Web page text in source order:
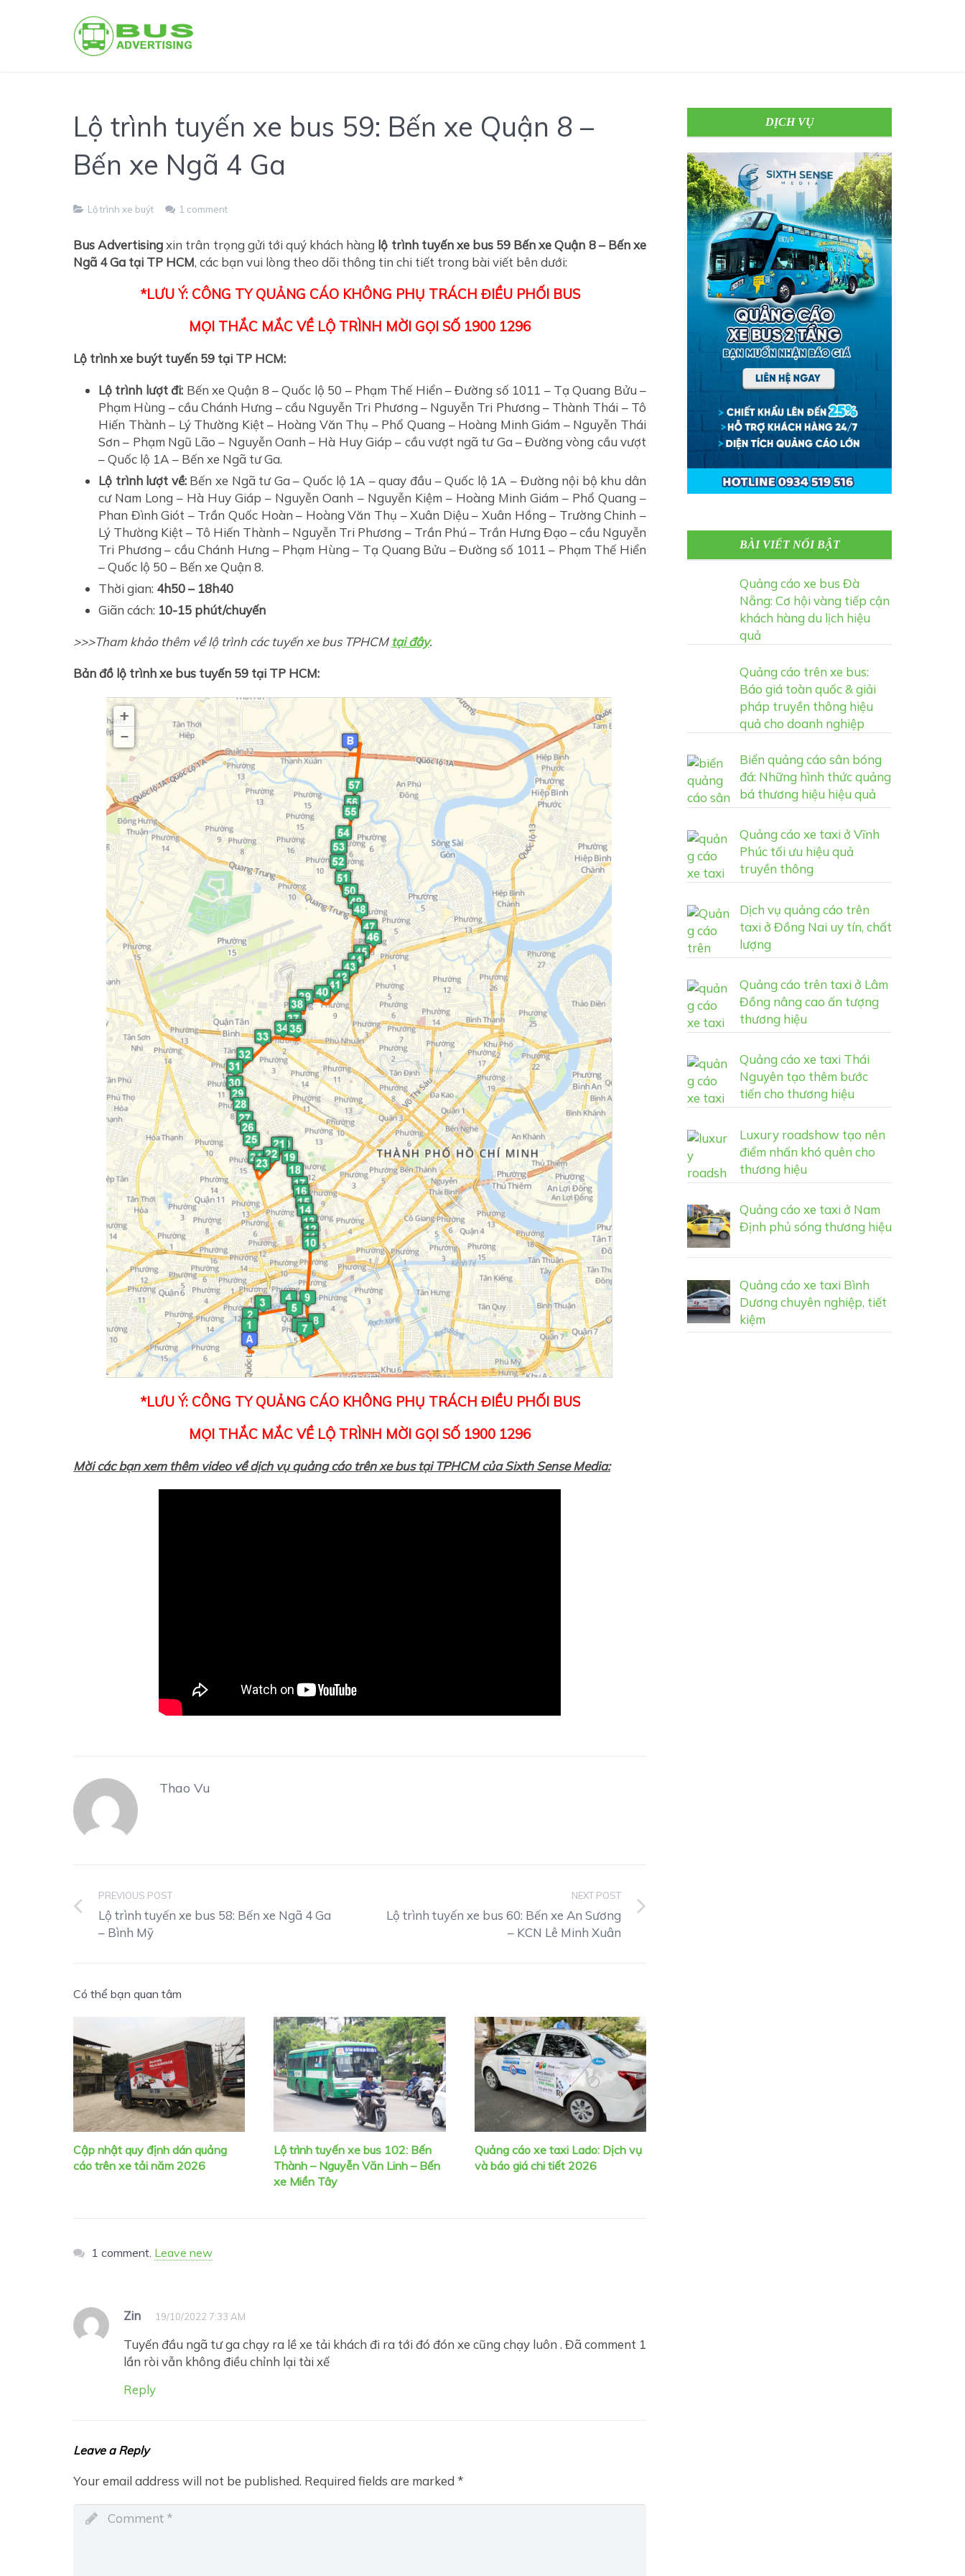
Lộ trình tuyến xe bus 59: Bến xe Quận 8 –
Bến xe Ngã 4 Ga
Lộ trình xe buýt 1 comment
Bus Advertisingxin trân trọng gửi tới quý khách hàng lộ trình tuyến xe bus 59 Bến xe Quận 8 – Bến xe
Ngã 4 Ga tại TP HCM, các bạn vui lòng theo dõi thông tin chi tiết trong bài viết bên dưới:
*LƯU Ý: CÔNG TY QUẢNG CÁO KHÔNG PHỤ TRÁCH ĐIỀU PHỐI BUS
MỌI THẮC MẮC VỀ LỘ TRÌNH MỜI GỌI SỐ 1900 1296
Lộ trình xe buýt tuyến 59 tại TP HCM:
Lộ trình lượt đi: Bến xe Quận 8 – Quốc lộ 50 – Phạm Thế Hiển – Đường số 1011 – Tạ Quang Bửu –
Phạm Hùng – cầu Chánh Hưng – cầu Nguyễn Tri Phương – Nguyễn Tri Phương – Thành Thái – Tô
Hiến Thành – Lý Thường Kiệt – Hoàng Văn Thụ – Phổ Quang – Hoàng Minh Giám – Nguyễn Thái
Sơn – Phạm Ngũ Lão – Nguyễn Oanh – Hà Huy Giáp – cầu vượt ngã tư Ga – Đường vòng cầu vượt
– Quốc lộ 1A – Bến xe Ngã tư Ga.
Lộ trình lượt về: Bến xe Ngã tư Ga – Quốc lộ 1A – quay đầu – Quốc lộ 1A – Đường nội bộ khu dân
cư Nam Long – Hà Huy Giáp – Nguyễn Oanh – Nguyễn Kiệm – Hoàng Minh Giám – Phổ Quang –
Phan Đình Giót – Trần Quốc Hoàn – Hoàng Văn Thụ – Xuân Diệu – Xuân Hồng – Trường Chinh –
Lý Thường Kiệt – Tô Hiến Thành – Nguyễn Tri Phương – Trần Phú – Trần Hưng Đạo – cầu Nguyễn
Tri Phương – cầu Chánh Hưng – Phạm Hùng – Tạ Quang Bửu – Đường số 1011 – Phạm Thế Hiển
– Quốc lộ 50 – Bến xe Quận 8.
Thời gian: 4h50 – 18h40
Giãn cách: 10-15 phút/chuyến
>>>Tham khảo thêm về lộ trình các tuyến xe bus TPHCM tại đây.
Bản đồ lộ trình xe bus tuyến 59 tại TP HCM:
*LƯU Ý: CÔNG TY QUẢNG CÁO KHÔNG PHỤ TRÁCH ĐIỀU PHỐI BUS
MỌI THẮC MẮC VỀ LỘ TRÌNH MỜI GỌI SỐ 1900 1296
Mời các bạn xem thêm video về dịch vụ quảng cáo trên xe bus tại TPHCM của Sixth Sense Media:
Thao Vu
PREVIOUS POST
Lộ trình tuyến xe bus 58: Bến xe Ngã 4 Ga
– Bình Mỹ
NEXT POST
Lộ trình tuyến xe bus 60: Bến xe An Sương
– KCN Lê Minh Xuân
Có thể bạn quan tâm
Cập nhật quy định dán quảng
cáo trên xe tải năm 2026
Lộ trình tuyến xe bus 102: Bến
Thành – Nguyễn Văn Linh – Bến
xe Miền Tây
Quảng cáo xe taxi Lado: Dịch vụ
và báo giá chi tiết 2026
1 comment. Leave new
Zin 19/10/2022 7:33 AM
Tuyến đầu ngã tư ga chạy ra lề xe tải khách đi ra tới đó đón xe cũng chạy luôn . Đã comment 1
lần ròi vẫn không điều chỉnh lại tài xế
Reply
Leave a Reply
Your email address will not be published. Required fields are marked *
DỊCH VỤ
BÀI VIẾT NỔI BẬT
Quảng cáo xe bus Đà
Nẵng: Cơ hội vàng tiếp cận
khách hàng du lịch hiệu
quả
Quảng cáo trên xe bus:
Báo giá toàn quốc & giải
pháp truyền thông hiệu
quả cho doanh nghiệp
Biển quảng cáo sân bóng
đá: Những hình thức quảng
bá thương hiệu hiệu quả
Quảng cáo xe taxi ở Vĩnh
Phúc tối ưu hiệu quả
truyền thông
Dịch vụ quảng cáo trên
taxi ở Đồng Nai uy tín, chất
lượng
Quảng cáo trên taxi ở Lâm
Đồng nâng cao ấn tượng
thương hiệu
Quảng cáo xe taxi Thái
Nguyên tạo thêm bước
tiến cho thương hiệu
Luxury roadshow tạo nên
điểm nhấn khó quên cho
thương hiệu
Quảng cáo xe taxi ở Nam
Định phủ sóng thương hiệu
Quảng cáo xe taxi Bình
Dương chuyên nghiệp, tiết
kiệm